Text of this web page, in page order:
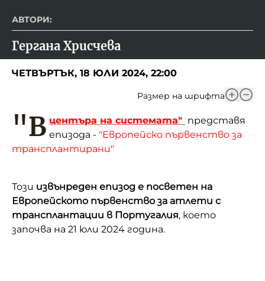
АВТОРИ:
Гергана Хрисчева
ЧЕТВЪРТЪК, 18 ЮЛИ 2024, 22:00
Размер на шрифта
"В центъра на системата" представя
епизода - "Европейско първенство за
трансплантирани"
Този извънреден епизод е посветен на
Европейското първенство за атлети с
трансплантации в Португалия, което
започва на 21 юли 2024 година.